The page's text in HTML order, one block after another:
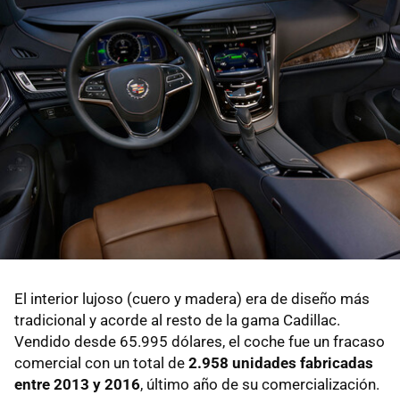
El interior lujoso (cuero y madera) era de diseño más
tradicional y acorde al resto de la gama Cadillac.
Vendido desde 65.995 dólares, el coche fue un fracaso
comercial con un total de 2.958 unidades fabricadas
entre 2013 y 2016, último año de su comercialización.